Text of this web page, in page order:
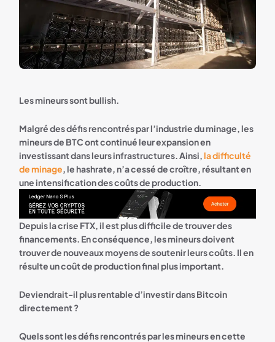
Les mineurs sont bullish.
Malgré des défis rencontrés par l’industrie du minage, les
mineurs de BTC ont continué leur expansion en
investissant dans leurs infrastructures. Ainsi,la difficulté
de minage, le hashrate, n’a cessé de croître, résultant en
une intensification des coûts de production.
Bannière Ledger
Depuis la crise FTX, il est plus difficile de trouver des
financements. En conséquence, les mineurs doivent
trouver de nouveaux moyens de soutenir leurs coûts. Il en
résulte un coût de production final plus important.
Deviendrait-il plus rentable d’investir dans Bitcoin
directement ?
Quels sont les défis rencontrés par les mineurs en cette